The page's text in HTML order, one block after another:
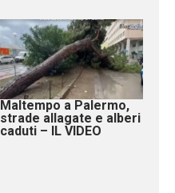
Maltempo a Palermo,
strade allagate e alberi
caduti – IL VIDEO